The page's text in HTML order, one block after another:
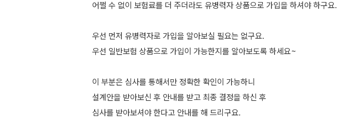
어쩔 수 없이 보험료를 더 주더라도 유병력자 상품으로 가입을 하셔야 하구요.
우선 먼저 유병력자로 가입을 알아보실 필요는 없구요.
우선 일반보험 상품으로 가입이 가능한지를 알아보도록 하세요~
이 부분은 심사를 통해서만 정확한 확인이 가능하니
설계안을 받아보신 후 안내를 받고 최종 결정을 하신 후
심사를 받아보셔야 한다고 안내를 해 드리구요.